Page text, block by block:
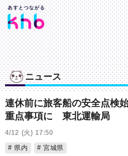
ニュース
連休前に旅客船の安全点検
重点事項に 東北運輸局
4/12 (火) 17:50
県内
宮城県